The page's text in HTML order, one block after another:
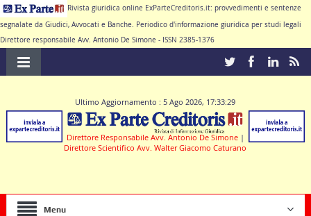
Rivista giuridica online ExParteCreditoris.it: provvedimenti e sentenze
segnalate da Giudici, Avvocati e Banche. Periodico d'informazione giuridica per studi legali
Direttore responsabile Avv. Antonio De Simone - ISSN 2385-1376
Ultimo Aggiornamento : 5 Ago 2026, 17:33:29
Direttore Responsabile Avv. Antonio De Simone |
Direttore Scientifico Avv. Walter Giacomo Caturano
Menu